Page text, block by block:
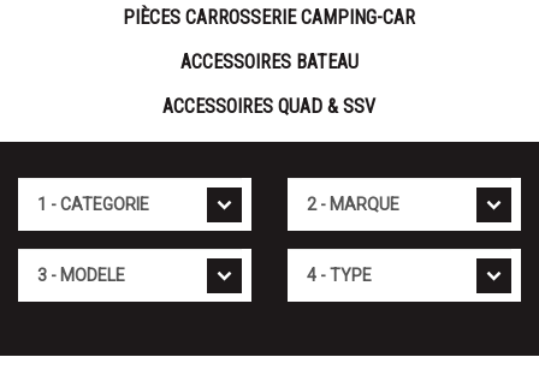
PIÈCES CARROSSERIE CAMPING-CAR
ACCESSOIRES BATEAU
ACCESSOIRES QUAD & SSV